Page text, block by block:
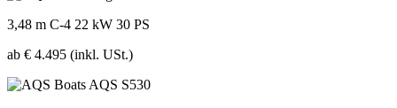
3,48 m C-4 22 kW 30 PS
ab € 4.495 (inkl. USt.)